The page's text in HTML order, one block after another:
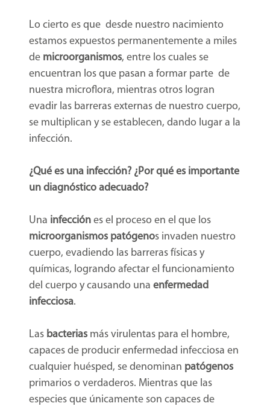
Lo cierto es que desde nuestro nacimiento
estamos expuestos permanentemente a miles
de microorganismos, entre los cuales se
encuentran los que pasan a formar parte de
nuestra microflora, mientras otros logran
evadir las barreras externas de nuestro cuerpo,
se multiplican y se establecen, dando lugar a la
infección.
¿Qué es una infección? ¿Por qué es importante
un diagnóstico adecuado?
Una infección es el proceso en el que los
microorganismos patógenos invaden nuestro
cuerpo, evadiendo las barreras físicas y
químicas, logrando afectar el funcionamiento
del cuerpo y causando una enfermedad
infecciosa.
Las bacterias más virulentas para el hombre,
capaces de producir enfermedad infecciosa en
cualquier huésped, se denominan patógenos
primarios o verdaderos. Mientras que las
especies que únicamente son capaces de